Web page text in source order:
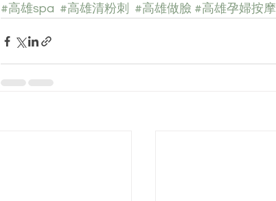
#高雄spa #高雄清粉刺 #高雄做臉 #高雄孕婦按摩